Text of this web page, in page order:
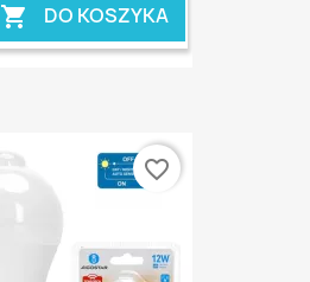
 DO KOSZYKA
favorite_border